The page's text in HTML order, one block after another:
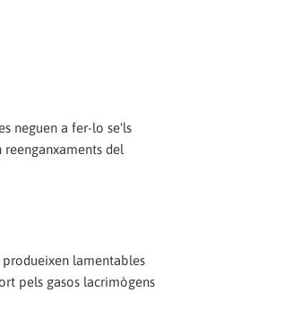
neguen a fer-lo se'ls
del
produeixen lamentables
pels gasos lacrimògens